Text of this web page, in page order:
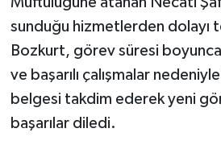
sunduğu hizmetlerden dolayı
Bozkurt, görev süresi
ve başarılı çalışmalar
belgesi takdim ederek yeni
başarılar diledi.